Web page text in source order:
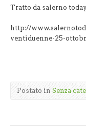
Tratto da salerno
http://
ventiduenne-25-
Postato in Senza